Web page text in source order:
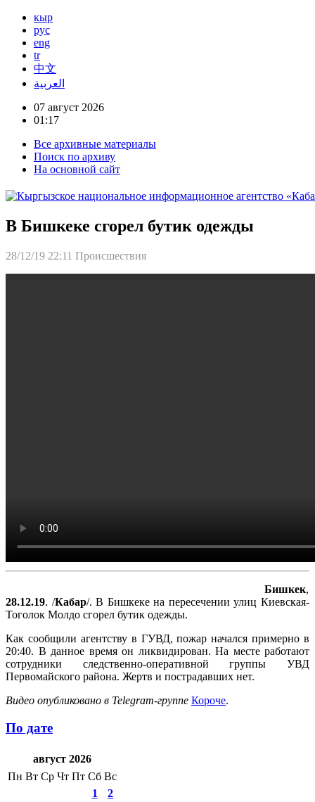
кыр
рус
eng
tr
中文
العربية
07 август 2026
01:17
Все архивные материалы
Поиск по архиву
На основной сайт
В Бишкеке сгорел бутик одежды
28/12/19 22:11 Происшествия
Бишкек,
28.12.19. /Кабар/. В Бишкеке на пересечении улиц Киевская-
Тоголок Молдо сгорел бутик одежды.
Как сообщили агентству в ГУВД, пожар начался примерно в
20:40. В данное время он ликвидирован. На месте работают
сотрудники следственно-оперативной группы УВД
Первомайского района. Жертв и пострадавших нет.
Видео опубликовано в Telegram-группе Короче.
По дате
август 2026
Пн Вт Ср Чт Пт Сб Вс
1
2